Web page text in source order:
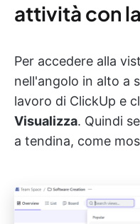
attività con
Per accedere alla
nell'angolo in alto a
lavoro di ClickUp e
Visualizza. Quindi
a tendina, come